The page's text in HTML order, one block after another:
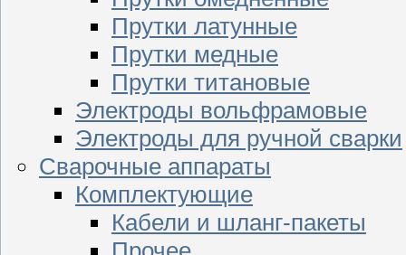
Прутки латунные
Прутки медные
Прутки титановые
Электроды вольфрамовые
Электроды для ручной сварки
Сварочные аппараты
Комплектующие
Кабели и шланг-пакеты